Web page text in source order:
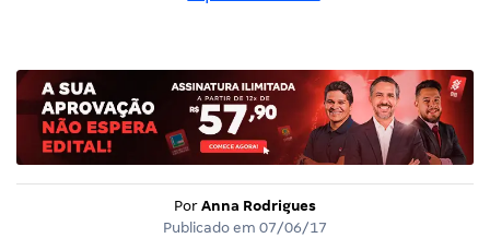
Por Anna Rodrigues
Publicado em 07/06/17